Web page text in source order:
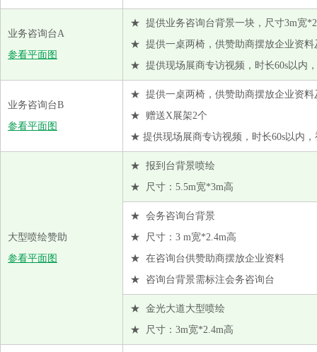
博拉经纬纤维有限公司
常州伟业纺织有限公司
德州华源生态科技有限公司
福建新华源纺织集团有限公司
杭州奔马化纤纺丝有限公司
河南昊昌精梳机械股份有限公司
恒天纤维集团有限公司
华茂伟业绿色科技股份有限公司
金光纤维（江苏）有限公司
快鱼服饰有限公司
兰溪市盛盈智能科技有限公司
美国瑞安先进材料中国有限公司上海代表处
业务咨询台A
参看平面图
★ 提供业务咨询台背景一块，尺寸3m宽
★ 提供一桌两椅，供赞助商摆放企业资料
★ 提供现场展商专访视频，时长60s以内
业务咨询台B
参看平面图
★ 提供一桌两椅，供赞助商摆放企业资料
★ 赠送X展架2个
★ 提供现场展商专访视频，时长60s以内
大型喷绘赞助
参看平面图
★ 报到台背景喷绘
★ 尺寸：5.5m宽*3m高
★ 会务咨询台背景
★ 尺寸：3 m宽*2.4m高
★ 在咨询台供赞助商摆放企业资料
★ 咨询台背景需标注会务咨询台
★ 金光大道大型喷绘
★ 尺寸：3m宽*2.4m高